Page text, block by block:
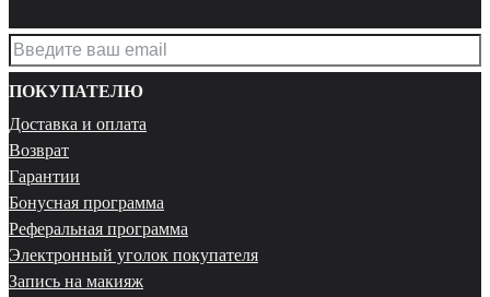
ПОКУПАТЕЛЮ
Доставка и оплата
Возврат
Гарантии
Бонусная программа
Реферальная программа
Электронный уголок покупателя
Запись на макияж